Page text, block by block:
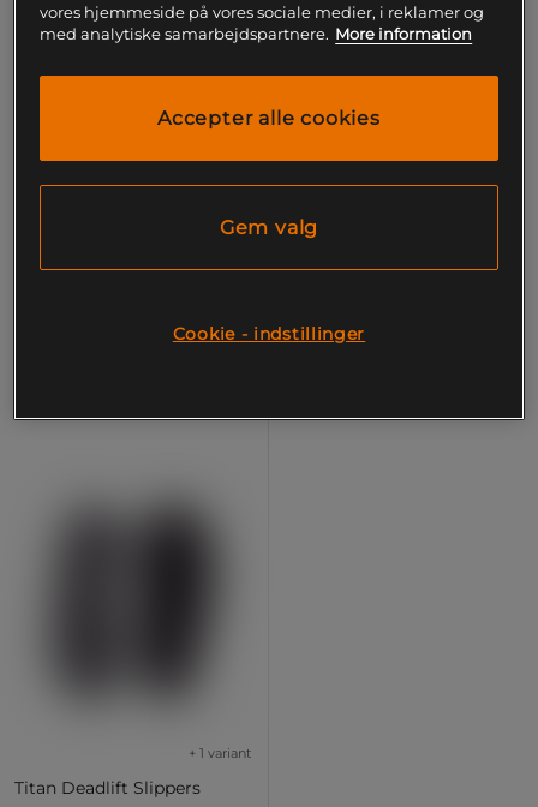
+ 3 varianter
godkendt
Titan Deadlift Slippers
+ 1 variant
vores hjemmeside på vores sociale medier, i reklamer og
med analytiske samarbejdspartnere. More information
Accepter alle cookies
Gem valg
Cookie - indstillinger